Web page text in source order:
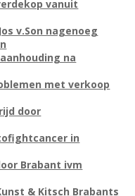
vanuit
v.Son nagenoeg
na
met verkoop
door
in
Brabant ivm
& Kitsch Brabants